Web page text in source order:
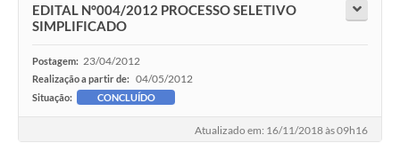
EDITAL N°004/2012 PROCESSO SELETIVO
SIMPLIFICADO
Postagem: 23/04/2012
Realização a partir de: 04/05/2012
Situação: CONCLUÍDO
Atualizado em: 16/11/2018 às 09h16